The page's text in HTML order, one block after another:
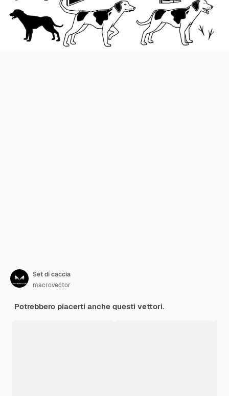
Set di caccia
macrovector
Potrebbero piacerti anche questi vettori.